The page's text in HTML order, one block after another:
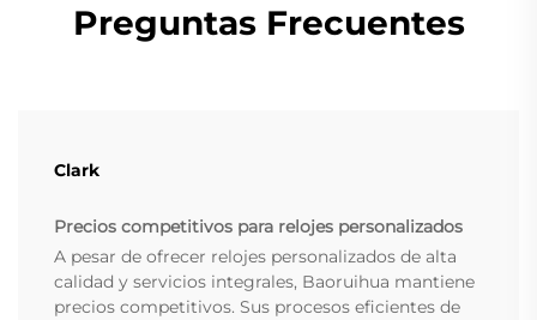
Preguntas Frecuentes
Clark
Precios competitivos para relojes personalizados
A pesar de ofrecer relojes personalizados de alta
calidad y servicios integrales, Baoruihua mantiene
precios competitivos. Sus procesos eficientes de